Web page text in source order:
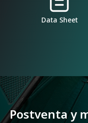
Data Sheet
Postventa y